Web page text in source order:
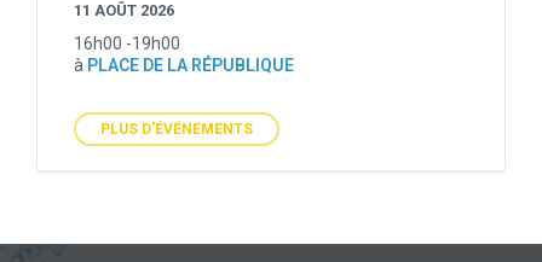
11 AOÛT 2026
16h00 -19h00
à PLACE DE LA RÉPUBLIQUE
PLUS D'ÉVÉNEMENTS